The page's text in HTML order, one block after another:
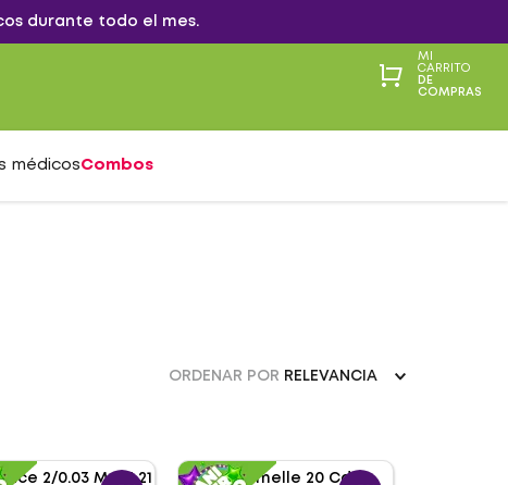
durante todo el mes.
MI
CARRITO
DE
COMPRAS
médicosCombos
ORDENAR POR RELEVANCIA